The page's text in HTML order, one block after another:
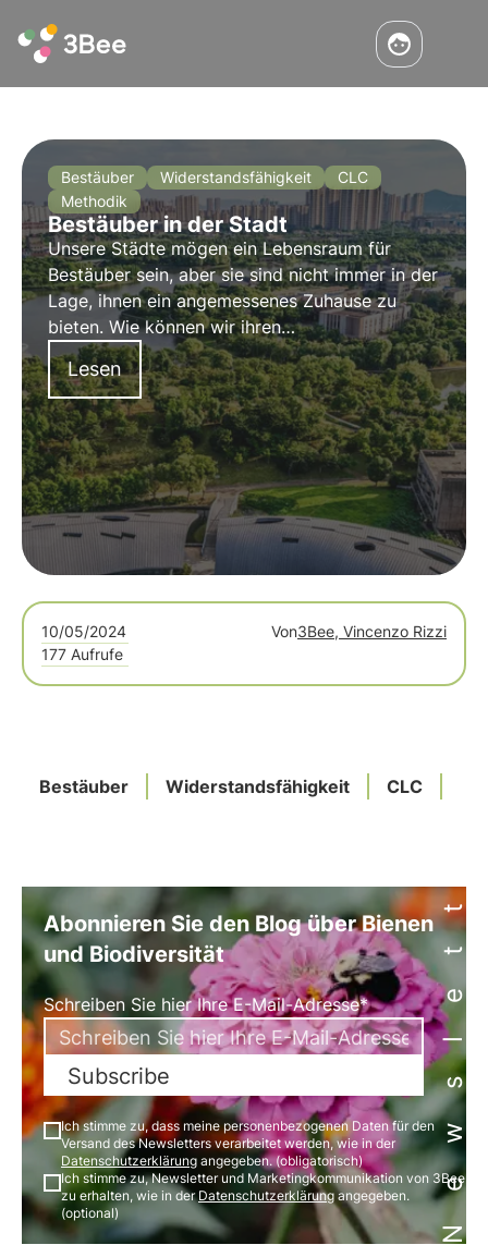
Bestäuber Widerstandsfähigkeit
CLC
Methodik
Bestäuber in der Stadt
Unsere Städte mögen ein Lebensraum für
Bestäuber sein, aber sie sind nicht immer in der
Lage, ihnen ein angemessenes Zuhause zu
bieten. Wie können wir ihren
Gesundheitszustand in städtischen
Ökosystemen beurteilen? Und wenn ja, wie
können wir eingreifen, um sie zu schützen?
Lesen
10/05/2024 Von3Bee, Vincenzo Rizzi
177 Aufrufe
Bestäuber Widerstandsfähigkeit CLC Newsletter
Abonnieren Sie den Blog über Bienen
und Biodiversität
Schreiben Sie hier Ihre E-Mail-Adresse*
Subscribe
Ich stimme zu, dass meine personenbezogenen Daten für den
Versand des Newsletters verarbeitet werden, wie in der
Datenschutzerklärung angegeben. (obligatorisch)
Ich stimme zu, Newsletter und Marketingkommunikation von 3Bee
zu erhalten, wie in derDatenschutzerklärungangegeben.
(optional)